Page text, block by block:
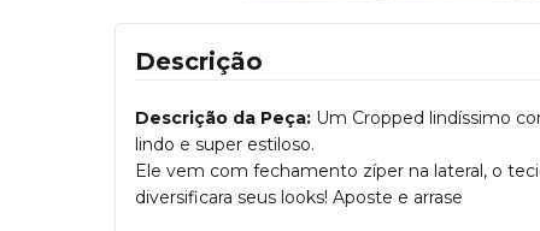
Descrição
Descrição da Peça: Um Cropped lindíssimo
lindo e super estiloso.
Ele vem com fechamento zíper na lateral, o
diversificara seus looks! Aposte e arrase